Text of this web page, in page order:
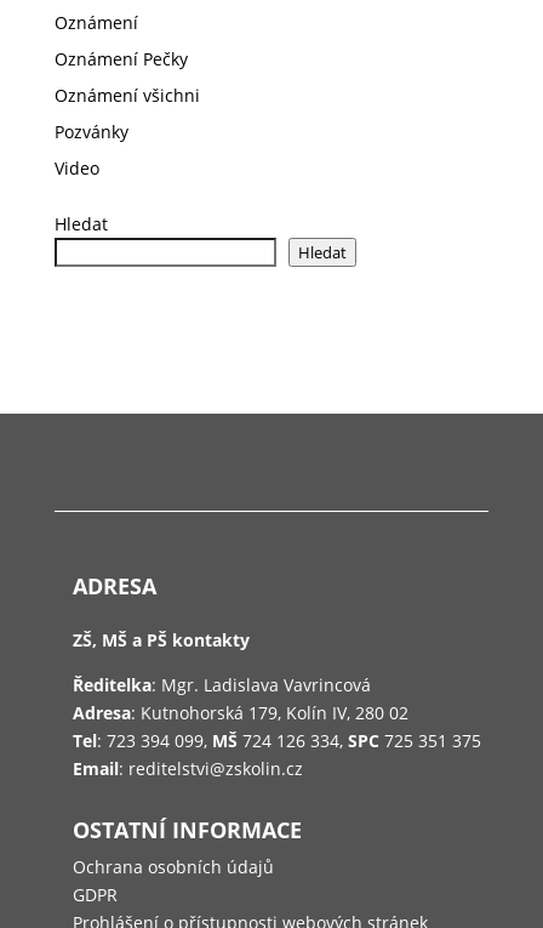
Oznámení
Oznámení Pečky
Oznámení všichni
Pozvánky
Video
Hledat
Hledat
ADRESA
ZŠ, MŠ a PŠ kontakty
Ředitelka: Mgr. Ladislava Vavrincová
Adresa: Kutnohorská 179, Kolín IV, 280 02
Tel: 723 394 099, MŠ 724 126 334, SPC 725 351 375
Email: reditelstvi@zskolin.cz
OSTATNÍ INFORMACE
Ochrana osobních údajů
GDPR
Prohlášení o přístupnosti webových stránek